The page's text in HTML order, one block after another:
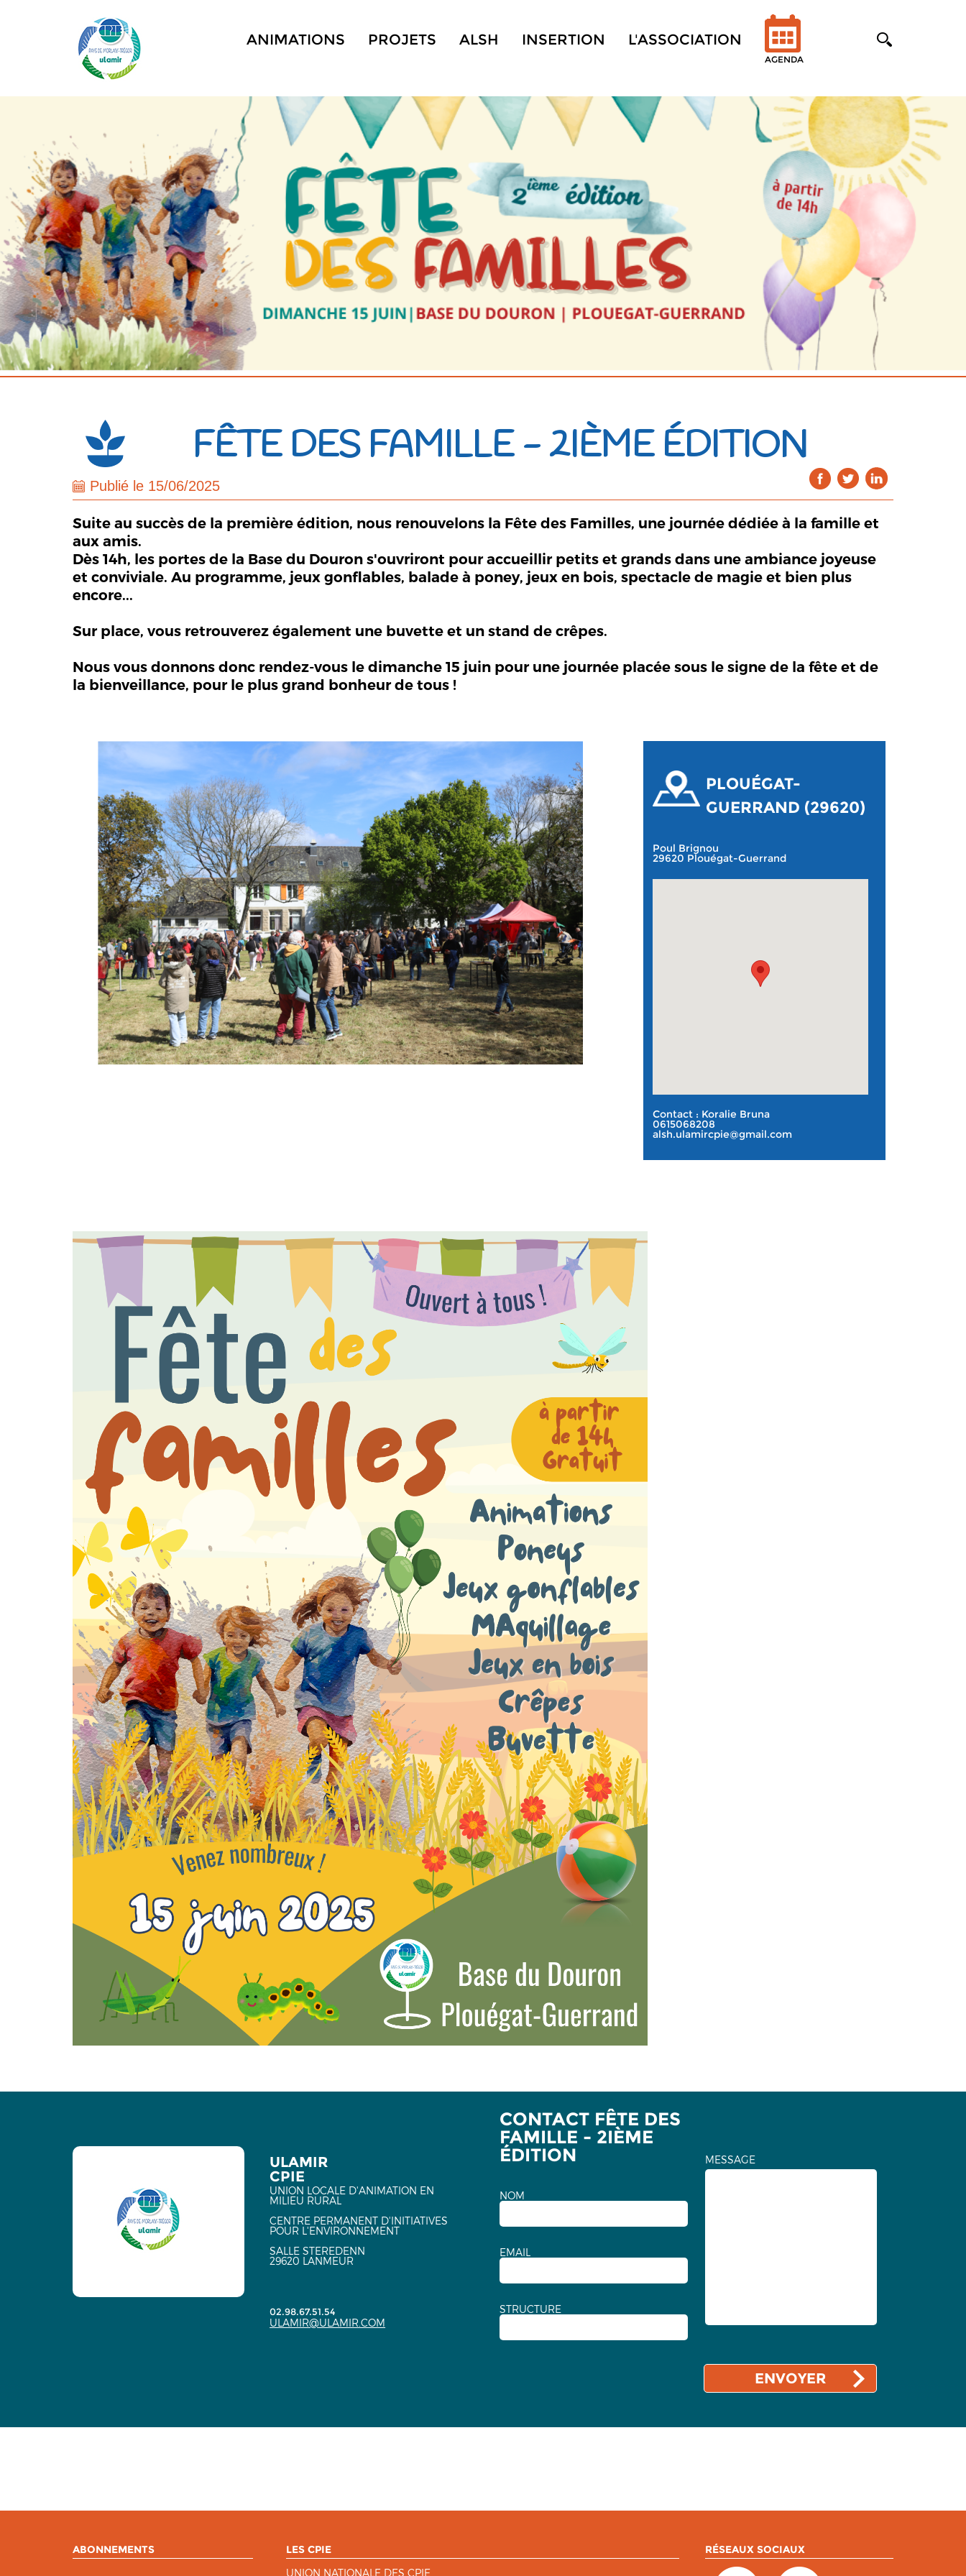
ANIMATIONS PROJETS ALSH INSERTION L'ASSOCIATION
AGENDA
FÊTE DES FAMILLE - 2IÈME ÉDITION
Publié le 15/06/2025
Suite au succès de la première édition, nous renouvelons la Fête des Familles, une journée dédiée à la famille et
aux amis.
Dès 14h, les portes de la Base du Douron s'ouvriront pour accueillir petits et grands dans une ambiance joyeuse
et conviviale. Au programme, jeux gonflables, balade à poney, jeux en bois, spectacle de magie et bien plus
encore...
Sur place, vous retrouverez également une buvette et un stand de crêpes.
Nous vous donnons donc rendez-vous le dimanche 15 juin pour une journée placée sous le signe de la fête et de
la bienveillance, pour le plus grand bonheur de tous !
PLOUÉGAT-
GUERRAND (29620)
Poul Brignou
29620 Plouégat-Guerrand
Contact : Koralie Bruna
0615068208
alsh.ulamircpie@gmail.com
ULAMIR
CPIE
UNION LOCALE D'ANIMATION EN
MILIEU RURAL
CENTRE PERMANENT D'INITIATIVES
POUR L'ENVIRONNEMENT
SALLE STEREDENN
29620 LANMEUR
02.98.67.51.54
ULAMIR@ULAMIR.COM
CONTACT FÊTE DES
FAMILLE - 2IÈME
ÉDITION
NOM
EMAIL
STRUCTURE
MESSAGE
ABONNEMENTS LES CPIE
UNION NATIONALE DES CPIE
RÉSEAUX SOCIAUX